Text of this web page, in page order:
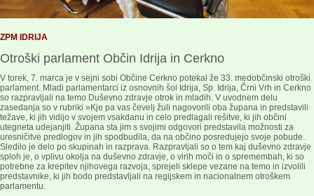
ZPM IDRIJA
Otroški parlament Občin Idrija in Cerkno
V torek, 7. marca je v sejni sobi Občine Cerkno potekal že 33. medobčinski otroški
parlament. Mladi parlamentarci iz osnovnih šol Idrija, Sp. Idrija, Črni Vrh in Cerkno
so razpravljali na temo Duševno zdravje otrok in mladih. V uvodnem delu
zasedanja so v rubriki »Kje pa vas čevelj žuli nagovorili oba župana in predstavili
težave, ki jih vidijo v svojem vsakdanu in celo predlagali rešitve, ki jih občini
utegneta udejanjiti. Župana sta jim s svojimi odgovori predstavila možnosti za
uresničitve predlogov in jih spodbudila, da na občino posredujejo svoje pobude.
Sledilo je delo po skupinah in razprava. Razpravljali so o tem kaj duševno zdravje
sploh je, o vplivu okolja na duševno zdravje, o virih moči in o spremembah, ki so
potrebne za krepitev njihovega razvoja, sprejeli sklepe vezane na temo in izvolili
predstavnike, ki jih bodo predstavljali na regijskem in nacionalnem otroškem
parlamentu.